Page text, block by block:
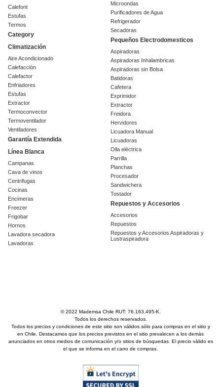
Calefont
Estufas
Termos
Category
Climatización
Aire Acondicionado
Calefacción
Calefactor
Enfriadores
Estufas
Extractor
Termoconvector
Termoventilador
Ventiladores
Garantía Extendida
Línea Blanca
Campanas
Cava de vinos
Centrifugas
Cocinas
Encimeras
Freezer
Frigobar
Hornos
Lavadora secadora
Lavadoras
Microondas
Purificadores de Agua
Refrigerador
Secadoras
Pequeños Electrodomesticos
Aspiradoras
Aspiradoras Inhalambricas
Aspiradoras sin Bolsa
Batidoras
Cafetera
Exprimidor
Extractor
Freidora
Hervidores
Licuadora Manual
Licuadoras
Olla eléctrica
Parrilla
Planchas
Procesador
Sandwichera
Tostador
Repuestos y Accesorios
Accesorios
Repuestos
Repuestos y Accesorios Aspiradoras y
Lustraspiradora
© 2022 Mademsa Chile RUT: 76.163.495-K.
Todos los derechos reservados.
Todos los precios y condiciones de este sitio son válidos sólo para compras en el sitio y
en Chile. Destacamos que los precios previstos en el sitio prevalecen a los demás
anunciados en otros medios de comunicación y/o sitios de búsquedas. El precio válido es
el que se informa en el carro de compras.